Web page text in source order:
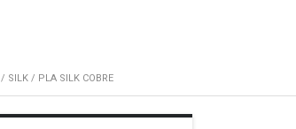
/ SILK / PLA SILK COBRE